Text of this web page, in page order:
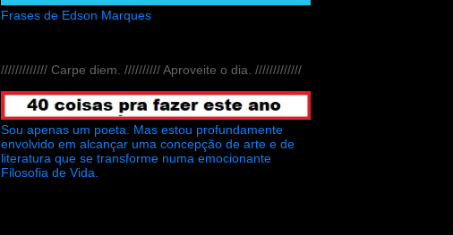
Frases de Edson Marques
///////////// Carpe diem. ////////// Aproveite o dia. /////////////
Sou apenas um poeta. Mas estou profundamente
envolvido em alcançar uma concepção de arte e de
literatura que se transforme numa emocionante
Filosofia de Vida.